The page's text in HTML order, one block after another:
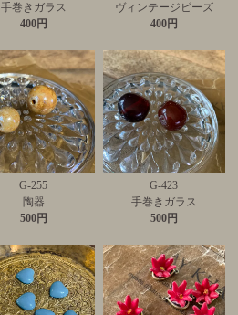
手巻きガラス
400円
ヴィンテージビーズ
400円
G-255
陶器
500円
G-423
手巻きガラス
500円